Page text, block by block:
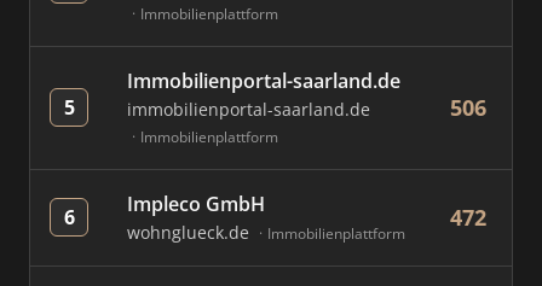
Immobilienplattform
5
Immobilienportal-saarland.de
immobilienportal-saarland.de
Immobilienplattform
506
6 Impleco GmbH
wohnglueck.de Immobilienplattform
472